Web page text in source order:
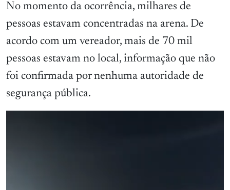
No momento da ocorrência, milhares de
pessoas estavam concentradas na arena. De
acordo com um vereador, mais de 70 mil
pessoas estavam no local, informação que não
foi confirmada por nenhuma autoridade de
segurança pública.